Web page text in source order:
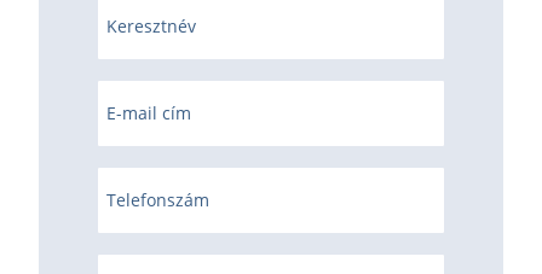
Keresztnév
E-mail cím
Telefonszám